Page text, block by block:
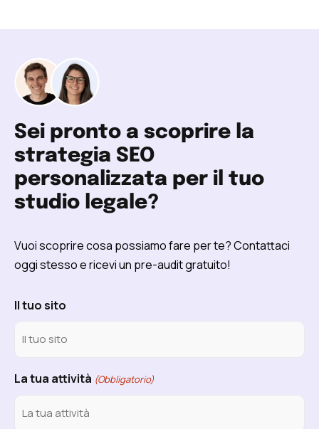
Sei pronto a scoprire la
strategia SEO
personalizzata per il tuo
studio legale?
Vuoi scoprire cosa possiamo fare per te? Contattaci
oggi stesso e ricevi un pre-audit gratuito!
Il tuo sito
La tua attività (Obbligatorio)